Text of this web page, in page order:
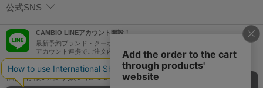
公式SNS
CAMBIO LINEアカウント開設！
最新予約ブランド・クーポン情報などを配信！
アカウント連携でご注文内容をLINEでも確認可能！
個人情報の取り扱いについて